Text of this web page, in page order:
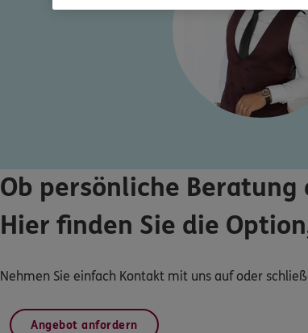
Ob persönliche
Hier finden Sie die
Nehmen Sie einfach Kontakt mit uns auf oder
Angebot anfordern